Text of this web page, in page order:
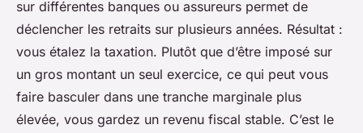
sur différentes banques ou assureurs permet de
déclencher les retraits sur plusieurs années. Résultat :
vous étalez la taxation. Plutôt que d’être imposé sur
un gros montant un seul exercice, ce qui peut vous
faire basculer dans une tranche marginale plus
élevée, vous gardez un revenu fiscal stable. C’est le